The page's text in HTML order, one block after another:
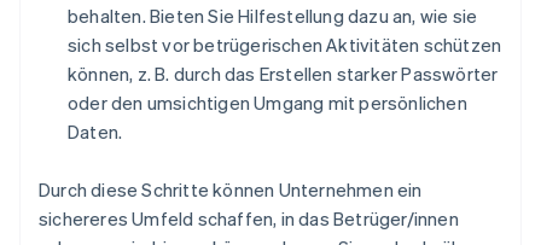
behalten. Bieten Sie Hilfestellung dazu an, wie sie
sich selbst vor betrügerischen Aktivitäten schützen
können, z. B. durch das Erstellen starker Passwörter
oder den umsichtigen Umgang mit persönlichen
Daten.
Durch diese Schritte können Unternehmen ein
sichereres Umfeld schaffen, in das Betrüger/innen